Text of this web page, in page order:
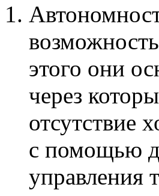
этого они
через
отсутствие
с помощью
управления